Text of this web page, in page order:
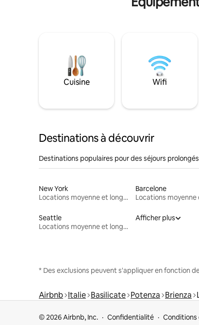
Cuisine Wifi
Destinations à découvrir
Destinations populaires pour des séjours prolongés
New York
Locations moyenne et longue durée
Barcelone
Seattle
Locations moyenne et longue durée
Afficher plus
* Des exclusions peuvent s'appliquer en fonction
Airbnb Italie Basilicate Potenza Brienza
© 2026 Airbnb, Inc. Confidentialité Conditions